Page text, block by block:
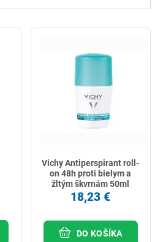
Vichy Antiperspirant roll-
on 48h proti bielym a
žltým škvrnám 50ml
18,23 €
DO KOŠÍKA